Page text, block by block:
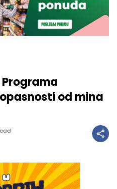
od mina